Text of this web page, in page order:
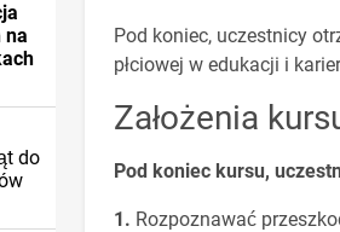
na
do
Pod koniec, uczestnicy
płciowej w edukacji i
Założenia
Pod koniec kursu,
Rozpoznawać